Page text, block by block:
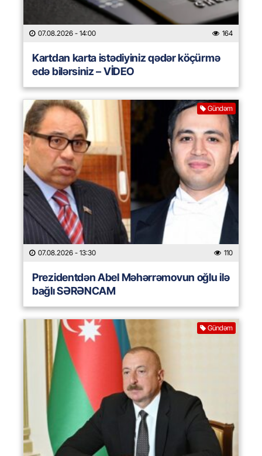
07.08.2026 - 14:00 164
Kartdan karta istədiyiniz qədər köçürmə
edə bilərsiniz – VİDEO
Gündəm
07.08.2026 - 13:30 110
Prezidentdən Abel Məhərrəmovun oğlu ilə
bağlı SƏRƏNCAM
Gündəm